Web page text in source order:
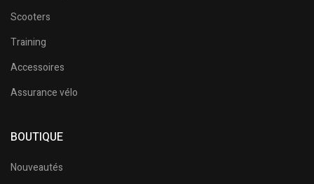
Scooters
Training
Accessoires
Assurance vélo
BOUTIQUE
Nouveautés